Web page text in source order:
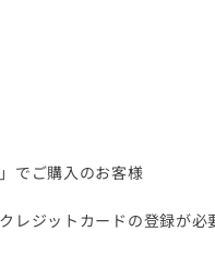
でご購入のお客様
レジットカードの登録が必